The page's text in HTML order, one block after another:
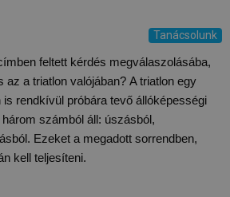
Tanácsolunk
feltett kérdés megválaszolásába,
az a triatlon valójában? A triatlon egy
rendkívül próbára tevő állóképességi
számból áll: úszásból,
Ezeket a megadott sorrendben,
kell teljesíteni.